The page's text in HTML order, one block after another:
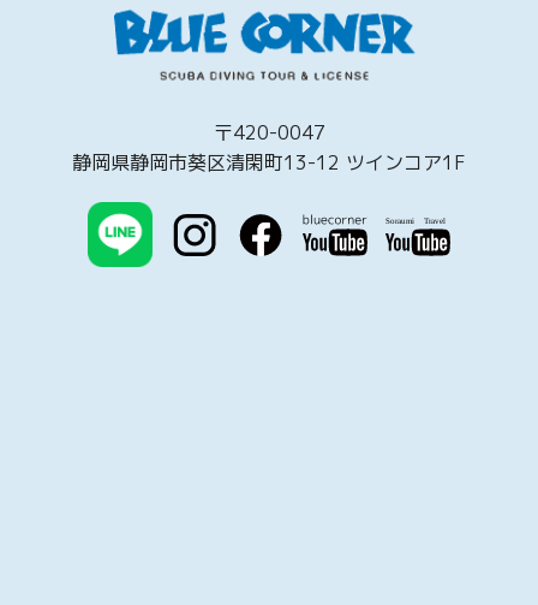
〒420-0047
静岡県静岡市葵区清閑町13-12 ツインコア1F